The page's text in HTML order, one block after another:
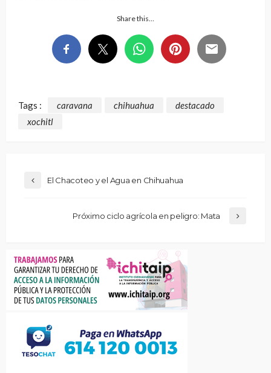
Share this…
Tags : caravana chihuahua
destacado
xochitl
El Chacoteo y el Agua en Chihuahua
Próximo ciclo agrícola en peligro: Mata